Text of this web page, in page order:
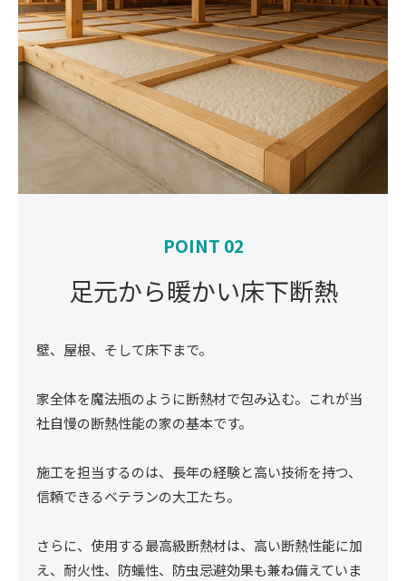
POINT 02
足元から暖かい床下断熱
壁、屋根、そして床下まで。
家全体を魔法瓶のように断熱材で包み込む。これが当
社自慢の断熱性能の家の基本です。
施工を担当するのは、長年の経験と高い技術を持つ、
信頼できるベテランの大工たち。
さらに、使用する最高級断熱材は、高い断熱性能に加
え、耐火性、防蟻性、防虫忌避効果も兼ね備えていま